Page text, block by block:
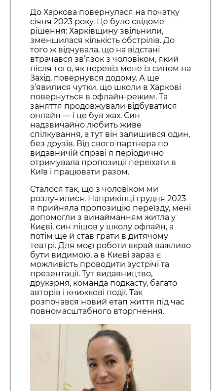
До Харкова повернулася на початку
січня 2023 року. Це було свідоме
рішення: Харківщину звільнили,
зменшилася кількість обстрілів. До
того ж відчувала, що на відстані
втрачався зв’язок з чоловіком, який
після того, як перевіз мене із сином на
Захід, повернувся додому. А ще
з’явилися чутки, що школи в Харкові
повернуться в офлайн-режим. Та
заняття продовжували відбуватися
онлайн — і це був жах. Син
надзвичайно любить живе
спілкування, а тут він залишився один,
без друзів. Від свого партнера по
видавничій справі я періодично
отримувала пропозиції переїхати в
Київ і працювати разом.
Сталося так, що з чоловіком ми
розлучилися. Наприкінці грудня 2023
я прийняла пропозицію переїзду, мені
допомогли з винайманням житла у
Києві, син пішов у школу офлайн, а
потім ще й став грати в дитячому
театрі. Для моєї роботи вкрай важливо
бути видимою, а в Києві зараз є
можливість проводити зустрічі та
презентації. Тут видавництво,
друкарня, команда подкасту, багато
авторів і книжкові події. Так
розпочався новий етап життя під час
повномасштабного вторгнення.